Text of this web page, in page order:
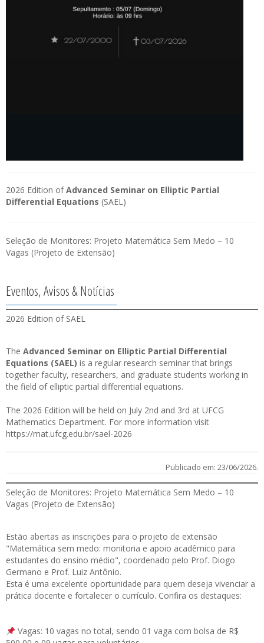
2026 Edition ofAdvanced Seminar on Elliptic Partial
Differential Equations (SAEL)
Seleção de Monitores: Projeto Matemática Sem Medo – 10
Vagas (Projeto de Extensão)
Eventos, Avisos & Notícias
2026 Edition of SAEL
The Advanced Seminar on Elliptic Partial Differential
Equations (SAEL) is a regular research seminar that brings
together faculty, researchers, and graduate students working in
the field of elliptic partial differential equations.
The 2026 Edition will be held on July 2nd and 3rd at UFCG
Mathematics Department. For more information visit
https://mat.ufcg.edu.br/sael-2026
Publicado em: 23/06/2026.
Seleção de Monitores: Projeto Matemática Sem Medo – 10
Vagas (Projeto de Extensão)
Estão abertas as inscrições para o projeto de extensão
"Matemática sem medo: monitoria e apoio acadêmico para
estudantes do ensino médio", coordenado pelo Prof. Diogo
Germano e Prof. Luiz Antônio.
Esta é uma excelente oportunidade para quem deseja vivenciar a
prática docente e fortalecer o currículo. Confira os destaques:
Vagas: 10 vagas no total, sendo 01 vaga com bolsa de R$